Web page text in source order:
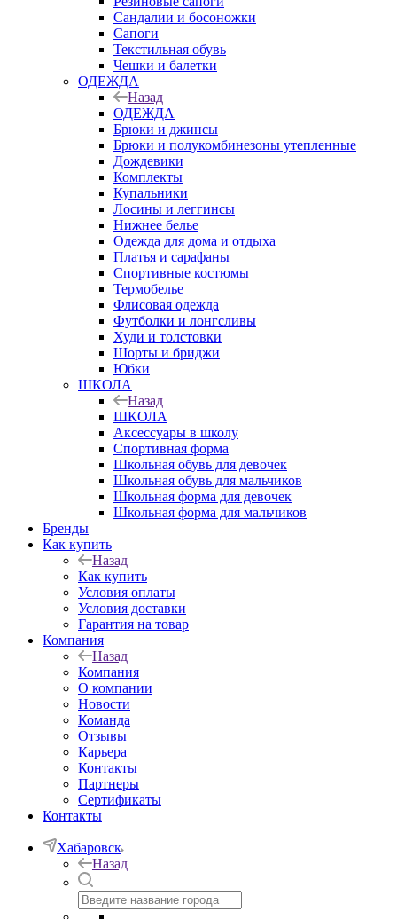
Сандалии и босоножки
Сапоги
Текстильная обувь
Чешки и балетки
ОДЕЖДА
Назад
ОДЕЖДА
Брюки и джинсы
Брюки и полукомбинезоны утепленные
Дождевики
Комплекты
Купальники
Лосины и леггинсы
Нижнее белье
Одежда для дома и отдыха
Платья и сарафаны
Спортивные костюмы
Термобелье
Флисовая одежда
Футболки и лонгсливы
Худи и толстовки
Шорты и бриджи
Юбки
ШКОЛА
Назад
ШКОЛА
Аксессуары в школу
Спортивная форма
Школьная обувь для девочек
Школьная обувь для мальчиков
Школьная форма для девочек
Школьная форма для мальчиков
Бренды
Как купить
Назад
Как купить
Условия оплаты
Условия доставки
Гарантия на товар
Компания
Назад
Компания
О компании
Новости
Команда
Отзывы
Карьера
Контакты
Партнеры
Сертификаты
Контакты
Хабаровск
Назад